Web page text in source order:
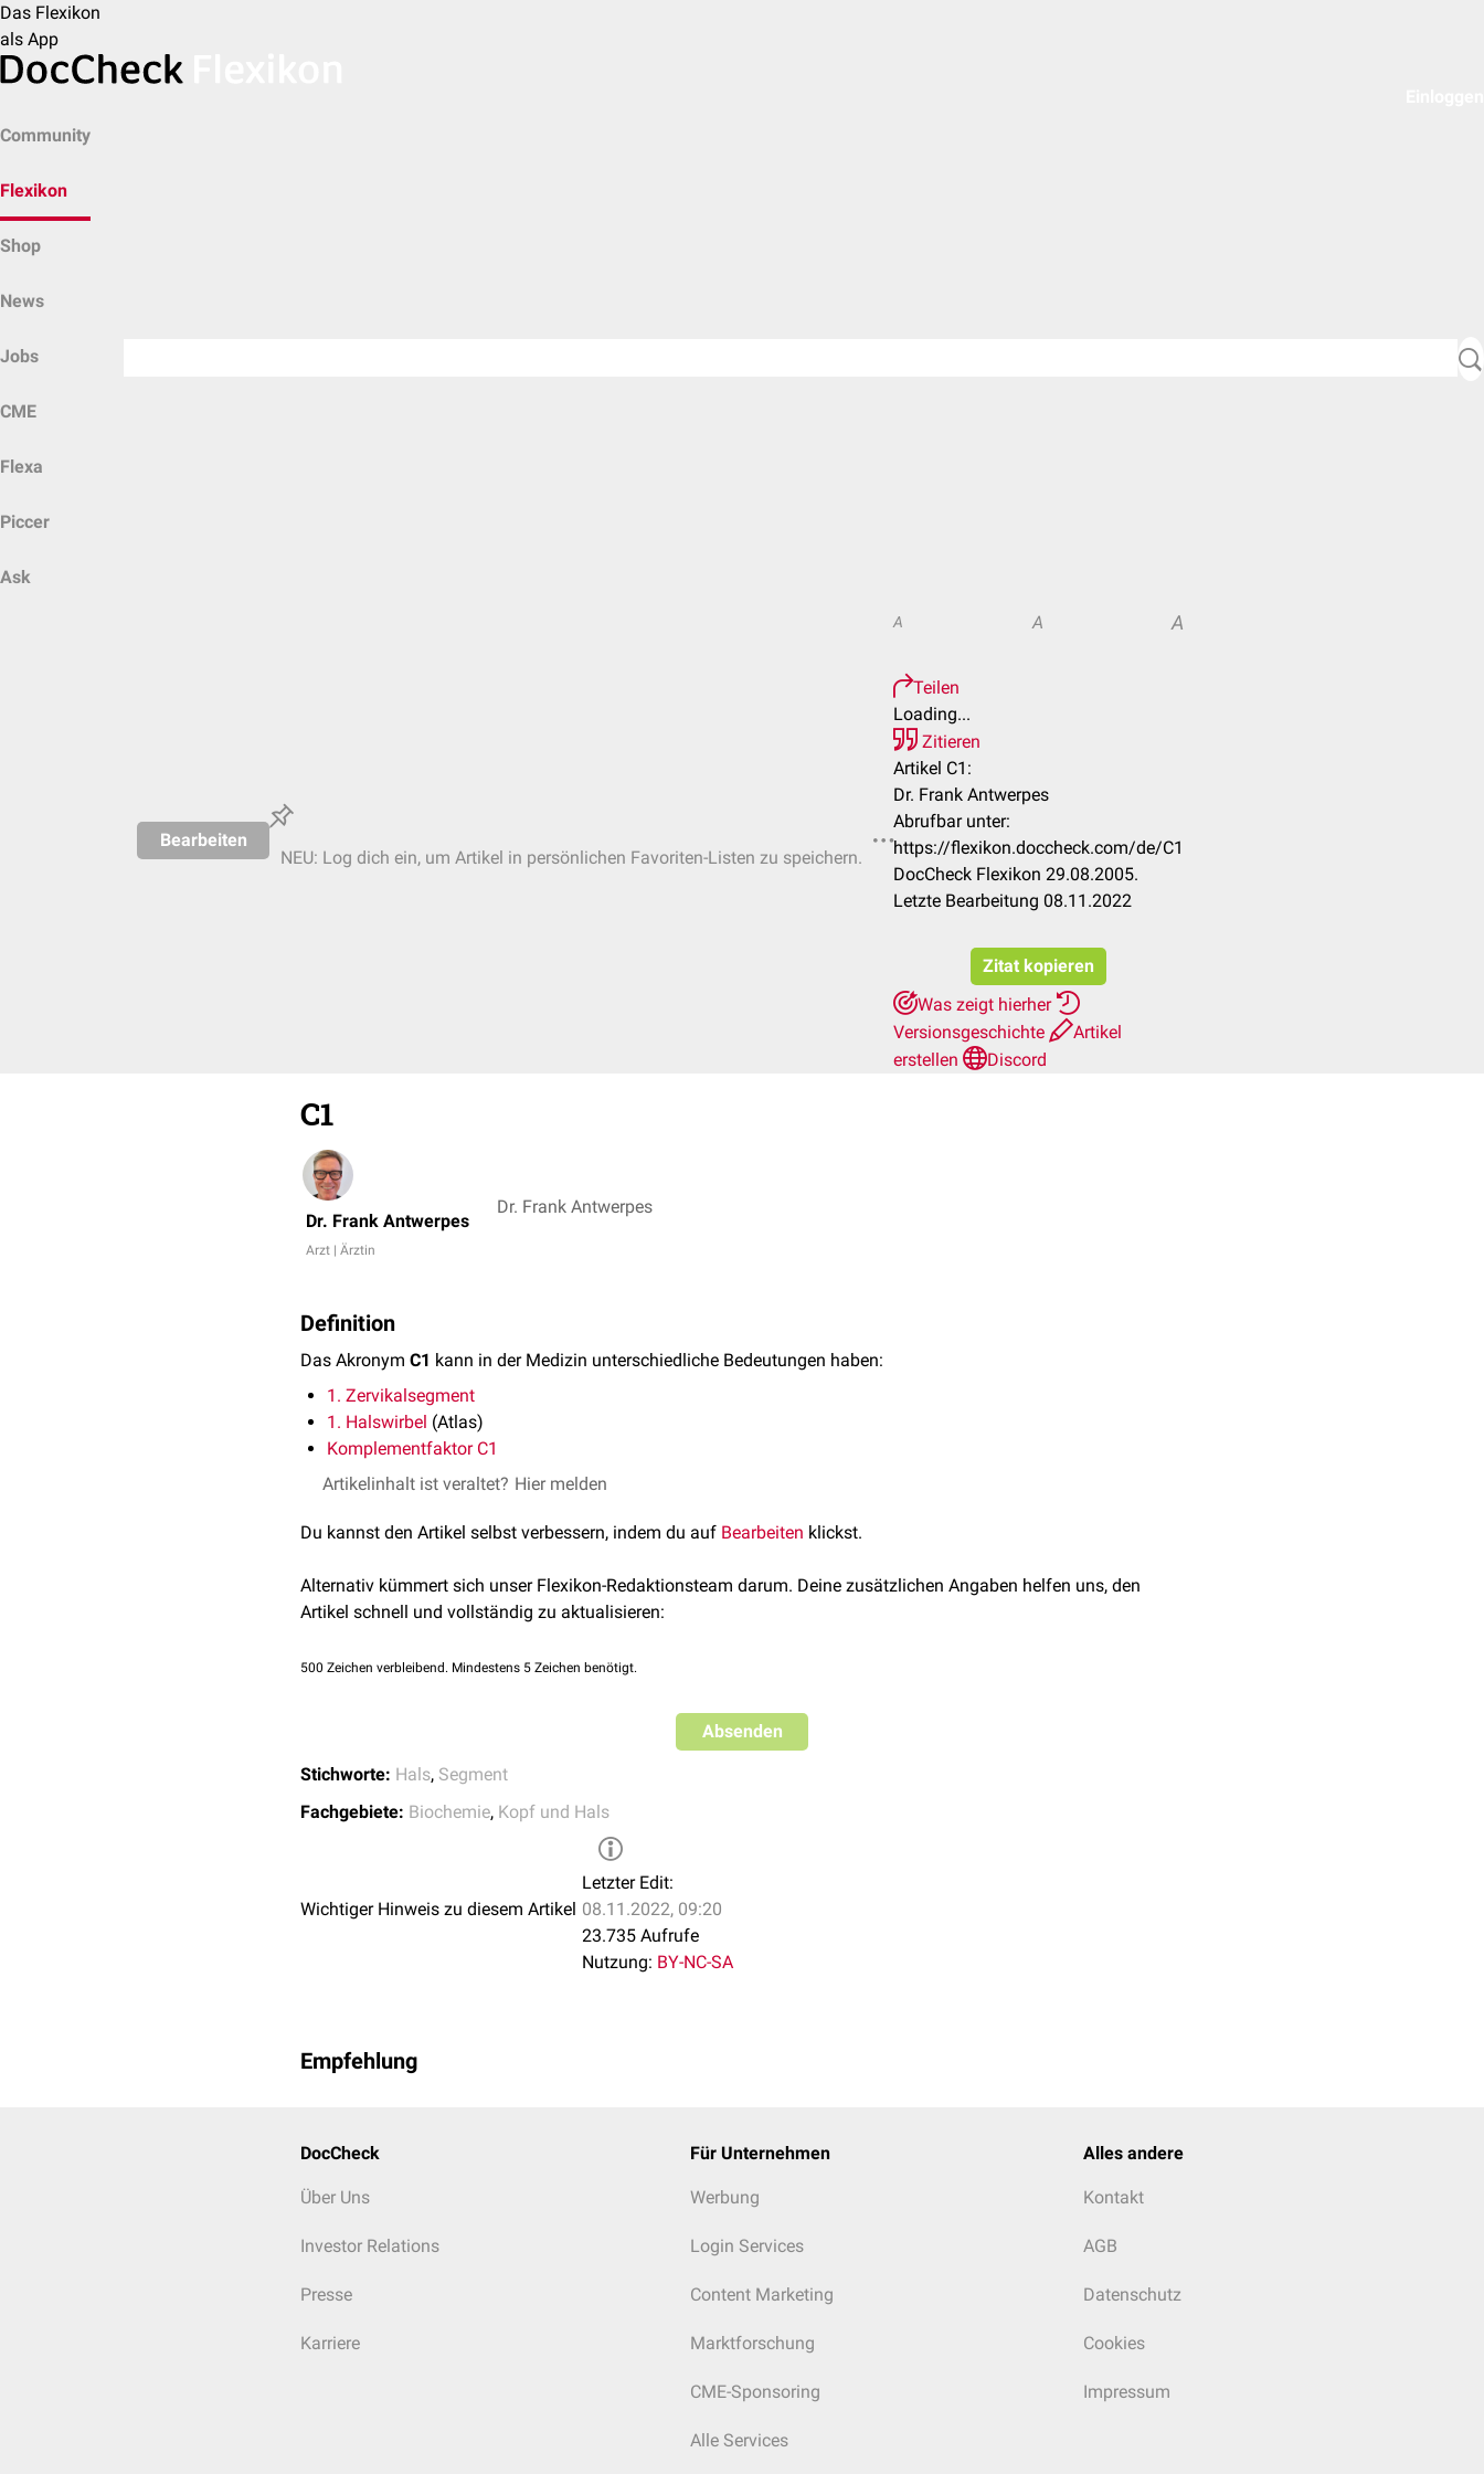
Das Flexikon
als App
Community
Flexikon
Shop
News
Jobs
CME
Flexa
Piccer
Ask
Bearbeiten
NEU: Log dich ein, um Artikel in persönlichen Favoriten-Listen zu speichern.
A A A
Teilen
Loading...
Zitieren
Artikel C1:
Dr. Frank Antwerpes
Abrufbar unter:
https://flexikon.doccheck.com/de/C1
DocCheck Flexikon 29.08.2005.
Letzte Bearbeitung 08.11.2022
Zitat kopieren
Was zeigt hierher
Versionsgeschichte
Artikel
erstellen
Discord
C1
Dr. Frank Antwerpes
Arzt | Ärztin
Dr. Frank Antwerpes
Definition
Das Akronym C1 kann in der Medizin unterschiedliche Bedeutungen haben:
1. Zervikalsegment
1. Halswirbel (Atlas)
Komplementfaktor C1
Artikelinhalt ist veraltet? Hier melden
Du kannst den Artikel selbst verbessern, indem du auf Bearbeiten klickst.
Alternativ kümmert sich unser Flexikon-Redaktionsteam darum. Deine zusätzlichen Angaben helfen uns, den
Artikel schnell und vollständig zu aktualisieren:
500 Zeichen verbleibend. Mindestens 5 Zeichen benötigt.
Absenden
Stichworte: Hals, Segment
Fachgebiete: Biochemie, Kopf und Hals
Wichtiger Hinweis zu diesem Artikel
Letzter Edit:
08.11.2022, 09:20
23.735 Aufrufe
Nutzung: BY-NC-SA
Empfehlung
DocCheck
Über Uns
Investor Relations
Presse
Karriere
Für Unternehmen
Werbung
Login Services
Content Marketing
Marktforschung
CME-Sponsoring
Alle Services
Alles andere
Kontakt
AGB
Datenschutz
Cookies
Impressum